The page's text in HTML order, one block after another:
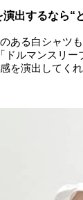
演出するなら
ある白シャツ
ドルマンスリー
を演出してくれ